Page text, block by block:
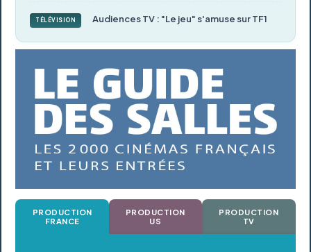
TÉLÉVISION Audiences TV : "Le jeu" s'amuse sur TF1
PRODUCTION
FRANCE
PRODUCTION
US
PRODUCTION
TV